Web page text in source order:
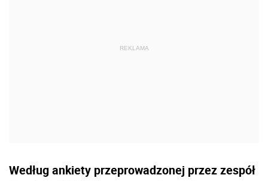
Według ankiety przeprowadzonej przez zespół